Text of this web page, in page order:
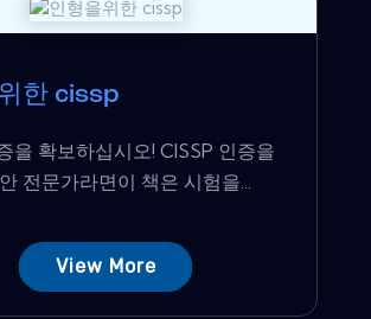
한 cissp
을 확보하십시오! CISSP 인증을
전문가라면이 책은 시험을...
View More